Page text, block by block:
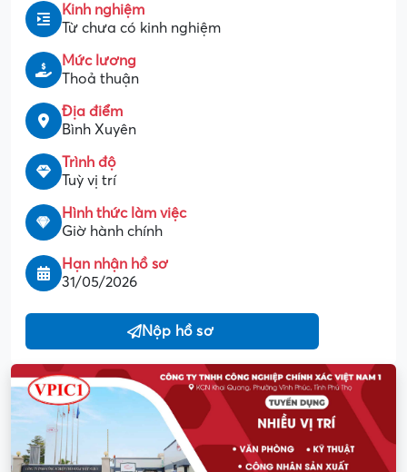
Kinh nghiệm
Từ chưa có kinh nghiệm
Mức lương
Thoả thuận
Địa điểm
Bình Xuyên
Trình độ
Tuỳ vị trí
Hình thức làm việc
Giờ hành chính
Hạn nhận hồ sơ
31/05/2026
Nộp hồ sơ